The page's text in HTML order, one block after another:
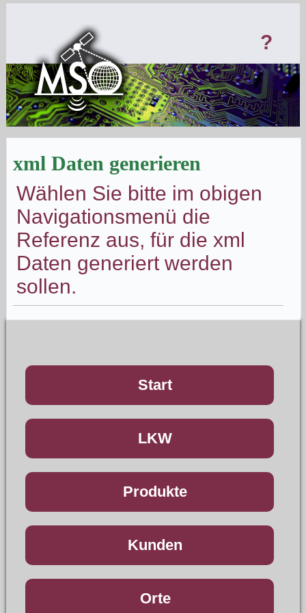
?
xml Daten generieren
Wählen Sie bitte im obigen
Navigationsmenü die
Referenz aus, für die xml
Daten generiert werden
sollen.
Start
LKW
Produkte
Kunden
Orte